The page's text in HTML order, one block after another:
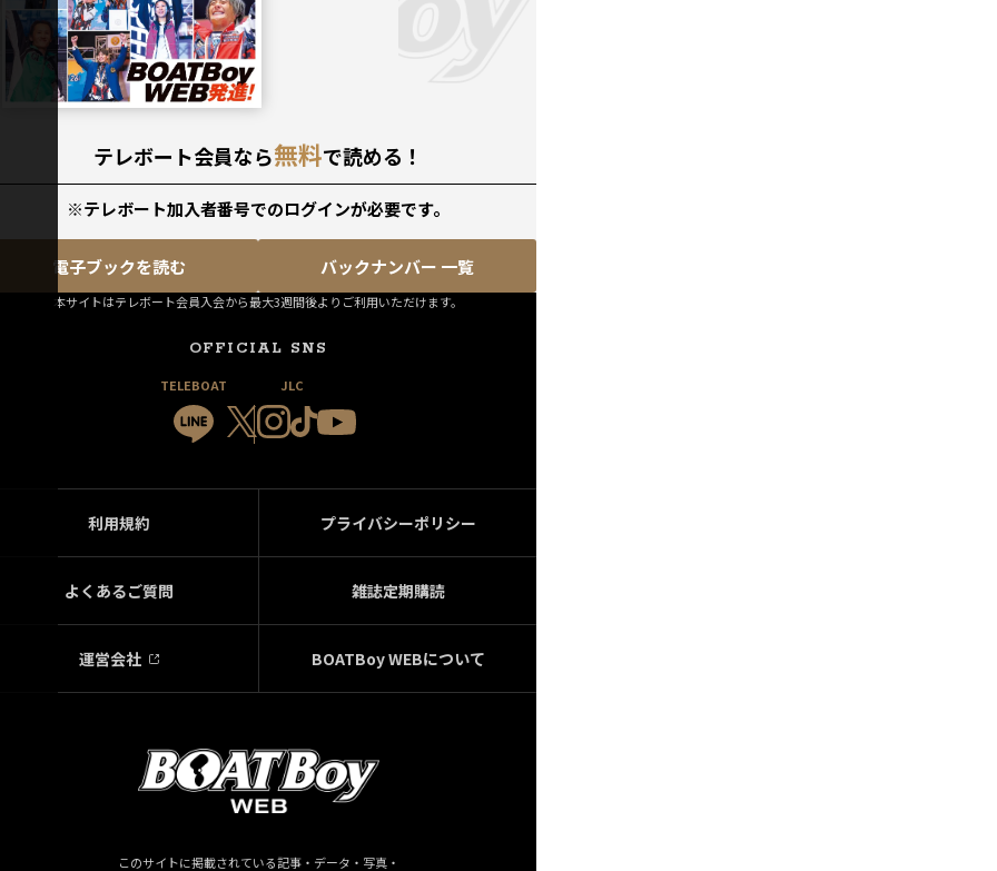
テレボート会員なら無料で読める！
※テレボート加入者番号でのログインが必要です。
電子ブックを読む バックナンバー 一覧
本サイトはテレボート会員入会から最大3週間後よりご利用いただけます。
OFFICIAL SNS
TELEBOAT JLC
利用規約 プライバシーポリシー
よくあるご質問 雑誌定期購読
運営会社 BOATBoy WEBについて
このサイトに掲載されている記事・データ・写真・